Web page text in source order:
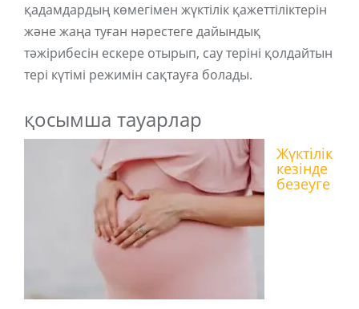
қадамдардың көмегімен жүктілік қажеттіліктерін
және жаңа туған нәрестеге дайындық
тәжірибесін ескере отырып, сау теріні қолдайтын
тері күтімі режимін сақтауға болады.
қосымша тауарлар
Жүктілік
кезінде
безеуге